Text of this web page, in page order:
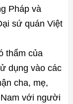
Pháp và
sứ quán Việt
thẩm của
dụng vào các
cha, mẹ,
với người